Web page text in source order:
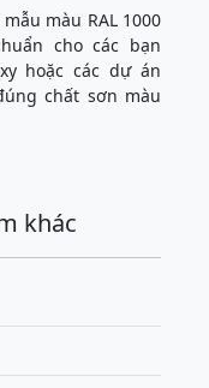
màu RAL 1000
cho các bạn
hoặc các dự án
chất sơn màu
khác